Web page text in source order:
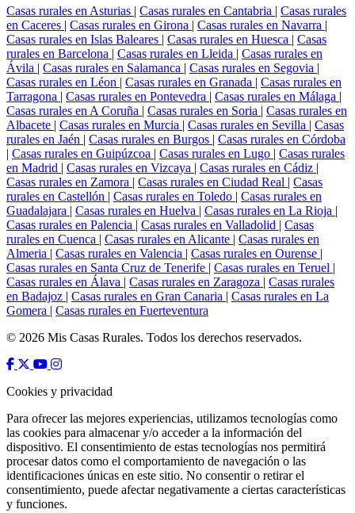
Casas rurales en Asturias | Casas rurales en Cantabria | Casas rurales
en Caceres | Casas rurales en Girona | Casas rurales en Navarra |
Casas rurales en Islas Baleares | Casas rurales en Huesca | Casas
rurales en Barcelona | Casas rurales en Lleida | Casas rurales en
Ávila | Casas rurales en Salamanca | Casas rurales en Segovia |
Casas rurales en Léon | Casas rurales en Granada | Casas rurales en
Tarragona | Casas rurales en Pontevedra | Casas rurales en Málaga |
Casas rurales en A Coruña | Casas rurales en Soria | Casas rurales en
Albacete | Casas rurales en Murcia | Casas rurales en Sevilla | Casas
rurales en Jaén | Casas rurales en Burgos | Casas rurales en Córdoba
| Casas rurales en Guipúzcoa | Casas rurales en Lugo | Casas rurales
en Madrid | Casas rurales en Vizcaya | Casas rurales en Cádiz |
Casas rurales en Zamora | Casas rurales en Ciudad Real | Casas
rurales en Castellón | Casas rurales en Toledo | Casas rurales en
Guadalajara | Casas rurales en Huelva | Casas rurales en La Rioja |
Casas rurales en Palencia | Casas rurales en Valladolid | Casas
rurales en Cuenca | Casas rurales en Alicante | Casas rurales en
Almeria | Casas rurales en Valencia | Casas rurales en Ourense |
Casas rurales en Santa Cruz de Tenerife | Casas rurales en Teruel |
Casas rurales en Álava | Casas rurales en Zaragoza | Casas rurales
en Badajoz | Casas rurales en Gran Canaria | Casas rurales en La
Gomera | Casas rurales en Fuerteventura
© 2026 Mis Casas Rurales. Todos los derechos reservados.
Cookies y privacidad
Para ofrecer las mejores experiencias, utilizamos tecnologías como
las cookies para almacenar y/o acceder a la información del
dispositivo. El consentimiento de estas tecnologías nos permitirá
procesar datos como el comportamiento de navegación o las
identificaciones únicas en este sitio. No consentir o retirar el
consentimiento, puede afectar negativamente a ciertas características
y funciones.